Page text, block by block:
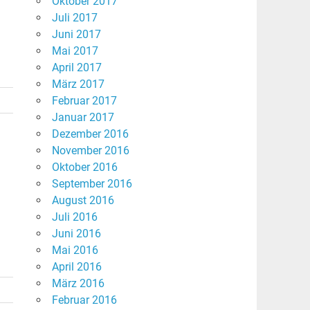
Juli 2017
Juni 2017
Mai 2017
April 2017
März 2017
Februar 2017
Januar 2017
Dezember 2016
November 2016
Oktober 2016
September 2016
August 2016
Juli 2016
Juni 2016
Mai 2016
April 2016
März 2016
Februar 2016